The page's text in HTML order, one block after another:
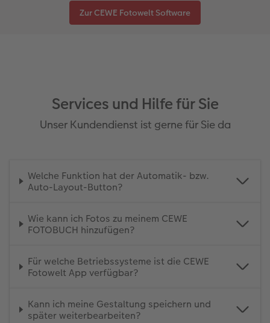
Zur CEWE Fotowelt Software
Services und Hilfe für Sie
Unser Kundendienst ist gerne für Sie da
Welche Funktion hat der Automatik- bzw.
Auto-Layout-Button?
Wie kann ich Fotos zu meinem CEWE
FOTOBUCH hinzufügen?
Für welche Betriebssysteme ist die CEWE
Fotowelt App verfügbar?
Kann ich meine Gestaltung speichern und
später weiterbearbeiten?